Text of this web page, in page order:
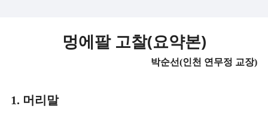
멍에팔 고찰(요약본)
박순선(인천 연무정 교장)
1. 머리말